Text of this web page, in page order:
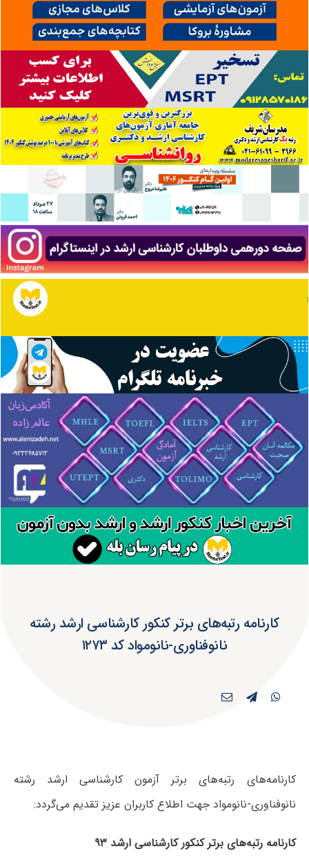
کارنامه رتبه‌های برتر کنکور کارشناسی ارشد رشته
نانوفناوری-نانومواد کد ۱۲۷۳
کارنامه‌های رتبه‌های برتر آزمون کارشناسی ارشد رشته
نانوفناوری-نانومواد جهت اطلاع کاربران عزیز تقدیم می‌گردد:
کارنامه رتبه‌های برتر کنکور کارشناسی ارشد ۹۳